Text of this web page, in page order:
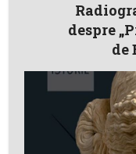
despre
de